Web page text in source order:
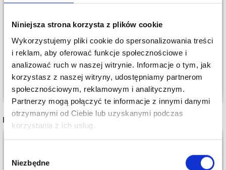
Niniejsza strona korzysta z plików cookie
Wykorzystujemy pliki cookie do spersonalizowania treści
i reklam, aby oferować funkcje społecznościowe i
analizować ruch w naszej witrynie. Informacje o tym, jak
korzystasz z naszej witryny, udostępniamy partnerom
społecznościowym, reklamowym i analitycznym.
Partnerzy mogą połączyć te informacje z innymi danymi
otrzymanymi od Ciebie lub uzyskanymi podczas
korzystania z ich usług.
zgody
Niezbędne
OKRĄGŁE PATYCZKI
MM, 10 SZT
20,80 zł24,50 zł
Dodaj do koszyka
80 G, 15-20 MM
65,99 zł73,30 zł
Dodaj do koszyka
INNI TEŻ WIDZIELI
20%Promocja